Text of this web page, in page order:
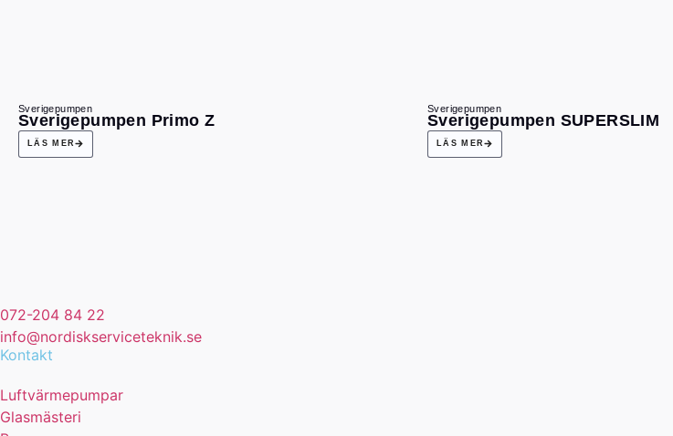
Sverigepumpen
Sverigepumpen Primo Z
LÄS MER
Sverigepumpen
Sverigepumpen SUPERSLIM
LÄS MER
072-204 84 22
info@nordiskserviceteknik.se
Kontakt
Luftvärmepumpar
Glasmästeri